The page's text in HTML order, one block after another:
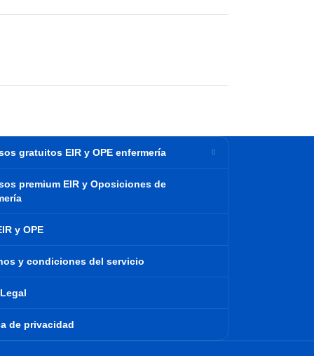
gratuitos EIR y OPE enfermería
premium EIR y Oposiciones de
y OPE
y condiciones del servicio
de privacidad